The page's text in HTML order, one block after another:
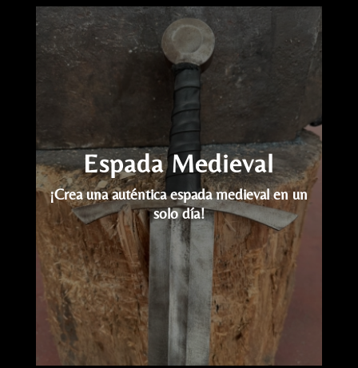
Reproductor
de
vídeo
Espada Medieval
¡Crea una auténtica espada medieval en un
solo día!